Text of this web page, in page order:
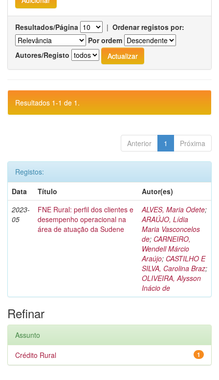
Resultados/Página | Ordenar registos por:
Por ordem
Autores/Registo
Resultados 1-1 de 1.
Anterior 1 Próxima
Registos:
Data
Título
Autor(es)
2023-
05
FNE Rural: perfil dos clientes e
desempenho operacional na
área de atuação da Sudene
ALVES, Maria Odete;
ARAÚJO, Lídia
Maria Vasconcelos
de; CARNEIRO,
Wendell Márcio
Araújo; CASTILHO E
SILVA, Carolina Braz;
OLIVEIRA, Alysson
Inácio de
Refinar
Assunto
1
Crédito Rural